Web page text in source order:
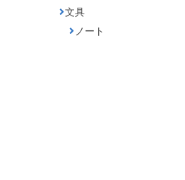
文具
ノート